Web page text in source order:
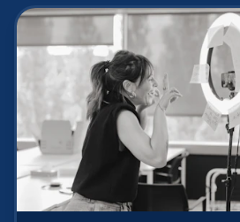
mettre en œuvre un certain